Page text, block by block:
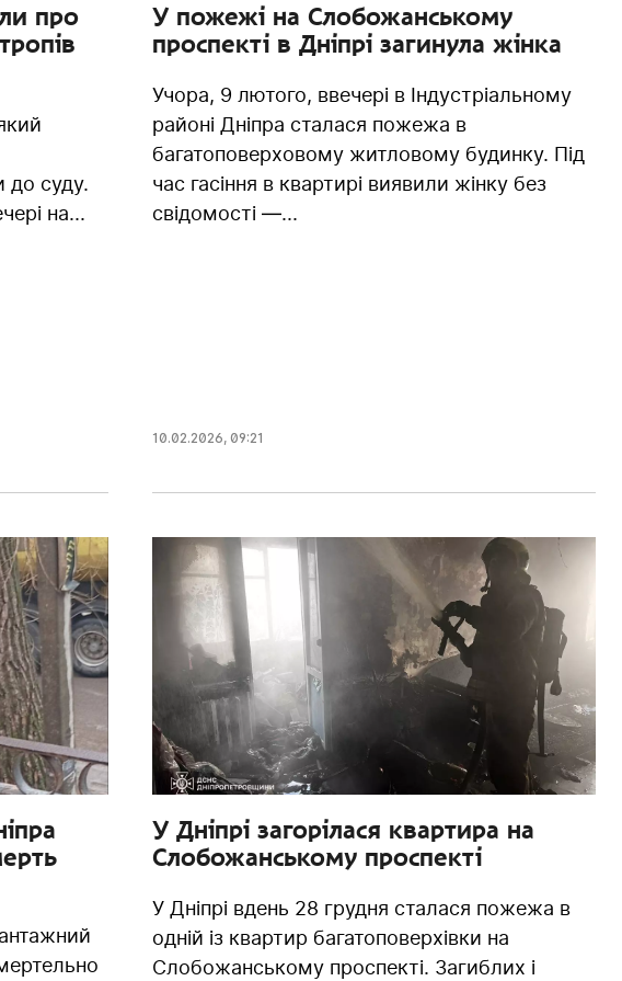
про
до суду.
на...
У пожежі на Слобожанському
проспекті в Дніпрі загинула жінка
Учора, 9 лютого, ввечері в Індустріальному
районі Дніпра сталася пожежа в
багатоповерховому житловому будинку. Під
час гасіння в квартирі виявили жінку без
свідомості —...
10.02.2026, 09:21
У Дніпрі загорілася квартира на
Слобожанському проспекті
У Дніпрі вдень 28 грудня сталася пожежа в
одній із квартир багатоповерхівки на
Слобожанському проспекті. Загиблих і